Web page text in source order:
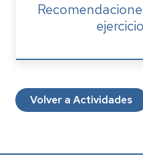
Volver a Actividades